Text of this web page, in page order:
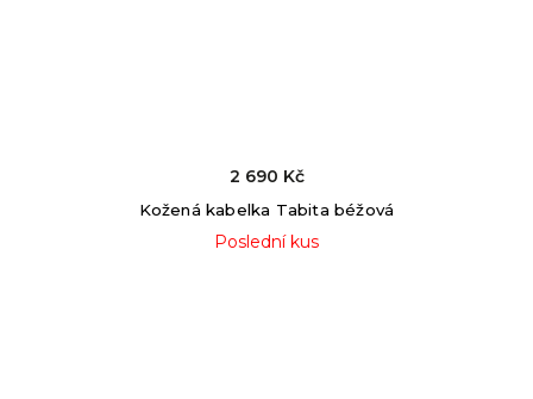
Kožená kabelka Tabita béžová
Poslední kus
2 690 Kč